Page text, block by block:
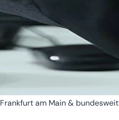
Hessen
Frankfurt am Main & bundesweit